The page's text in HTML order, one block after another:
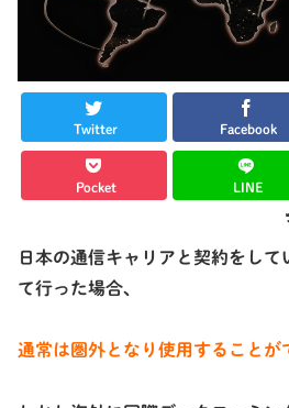
Twitter Facebook
Pocket LINE
日本の通信キャリアと契約をして
て行った場合、
通常は圏外となり使用することが